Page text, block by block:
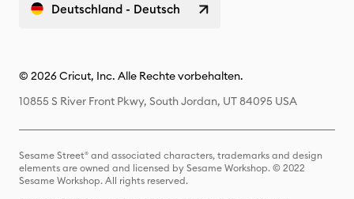
Deutschland - Deutsch
© 2026 Cricut, Inc. Alle Rechte vorbehalten.
10855 S River Front Pkwy, South Jordan, UT 84095 USA
Sesame Street® and associated characters, trademarks and design
elements are owned and licensed by Sesame Workshop. © 2022
Sesame Workshop. All rights reserved.